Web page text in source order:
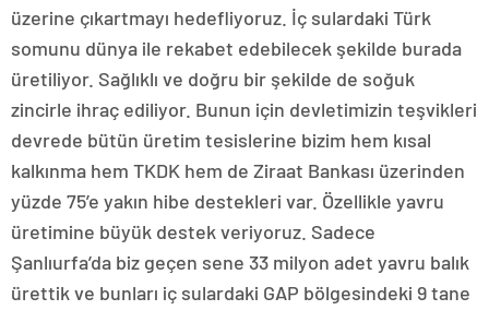
üzerine çıkartmayı hedefliyoruz. İç sulardaki Türk
somunu dünya ile rekabet edebilecek şekilde burada
üretiliyor. Sağlıklı ve doğru bir şekilde de soğuk
zincirle ihraç ediliyor. Bunun için devletimizin teşvikleri
devrede bütün üretim tesislerine bizim hem kısal
kalkınma hem TKDK hem de Ziraat Bankası üzerinden
yüzde 75’e yakın hibe destekleri var. Özellikle yavru
üretimine büyük destek veriyoruz. Sadece
Şanlıurfa’da biz geçen sene 33 milyon adet yavru balık
ürettik ve bunları iç sulardaki GAP bölgesindeki 9 tane